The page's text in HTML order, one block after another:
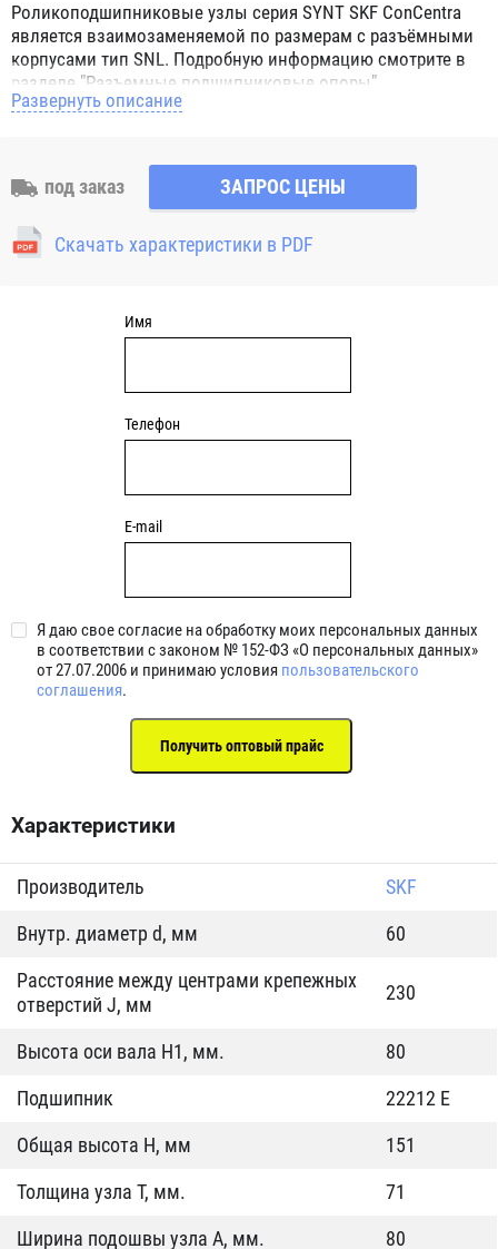
Роликоподшипниковые узлы серия SYNT SKF ConCentra
является взаимозаменяемой по размерам с разъёмными
корпусами тип SNL. Подробную информацию смотрите в
разделе "Разъемные подшипниковые опоры"
Развернуть описание
под заказ ЗАПРОС ЦЕНЫ
Скачать характеристики в PDF
Имя
Телефон
E-mail
Я даю свое согласие на обработку моих персональных данных
в соответствии с законом № 152-ФЗ «О персональных данных»
от 27.07.2006 и принимаю условия пользовательского
соглашения.
Характеристики
Производитель
SKF
Внутр. диаметр d, мм
60
Расстояние между центрами крепежных
отверстий J, мм
230
Высота оси вала H1, мм.
80
Подшипник
22212 E
Общая высота H, мм
151
Толщина узла T, мм.
71
Ширина подошвы узла А, мм.
80